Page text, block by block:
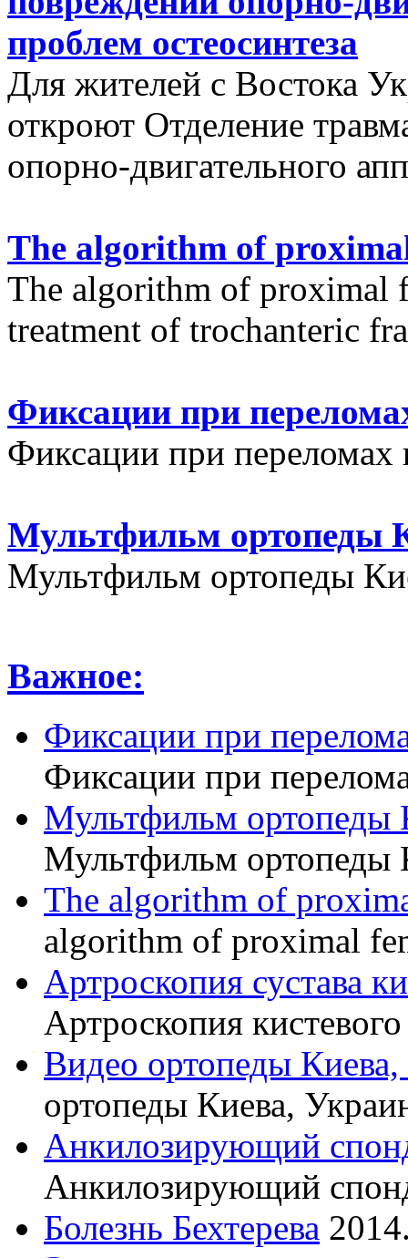
проблем остеосинтеза
Для жителей с Востока
откроют Отделение
опорно-двигательного
The algorithm of
The algorithm of proximal
treatment of trochanteric
Фиксации при
Фиксации при переломах
Мультфильм ортопеды
Мультфильм ортопеды
Важное:
Фиксации при
Фиксации при
Мультфильм ортопеды
Мультфильм ортопеды
The algorithm of
algorithm of proximal
Артроскопия сустава
Артроскопия
Видео ортопеды
ортопеды Киева,
Анкилозирующий
Анкилозирующий
Болезнь Бехтерева